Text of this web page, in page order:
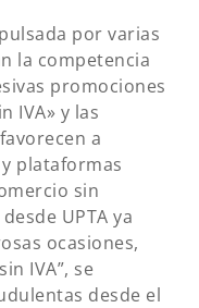
por varias
la competencia
promociones
IVA» y las
a
plataformas
sin
UPTA ya
ocasiones,
IVA”, se
desde el